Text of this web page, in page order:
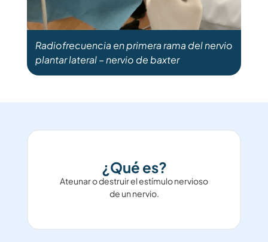
Radiofrecuencia en primera rama del nervio
plantar lateral – nervio de baxter
¿Qué es?
Ateunar o destruir el estímulo nervioso
de un nervio.